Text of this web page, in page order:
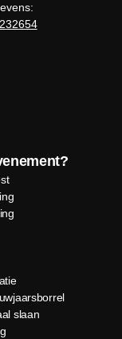
slaan